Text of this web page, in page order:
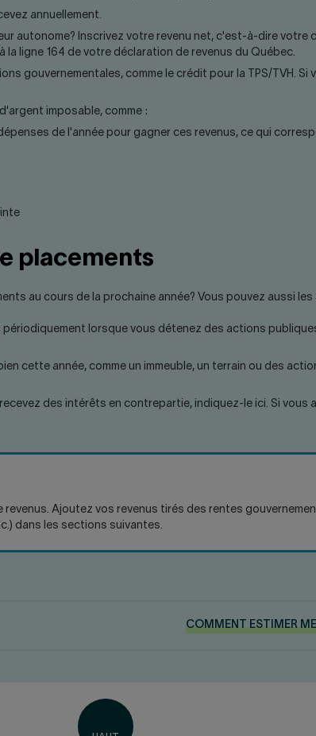
annuellement.
autonome? Inscrivez votre revenu net, c'est-à-dire votre
ligne 164 de votre déclaration de revenus du Québec.
gouvernementales, comme le crédit pour la TPS/TVH. Si
imposable, comme :
de l'année pour gagner ces revenus, ce qui
placements
au cours de la prochaine année? Vous pouvez aussi
lorsque vous détenez des actions
cette année, comme un immeuble, un terrain ou des
des intérêts en contrepartie, indiquez-le ici. Si vous
Ajoutez vos revenus tirés des rentes
dans les sections suivantes.
COMMENT ESTIMER